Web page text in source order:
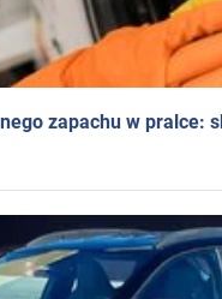
zapachu w pralce: